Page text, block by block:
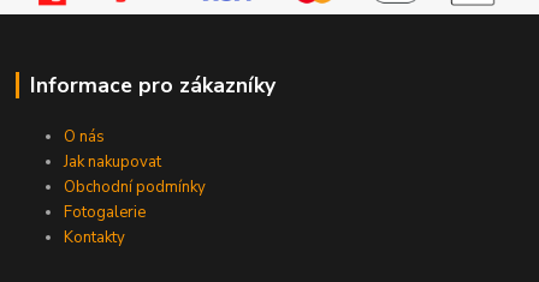
Informace pro zákazníky
O nás
Jak nakupovat
Obchodní podmínky
Fotogalerie
Kontakty